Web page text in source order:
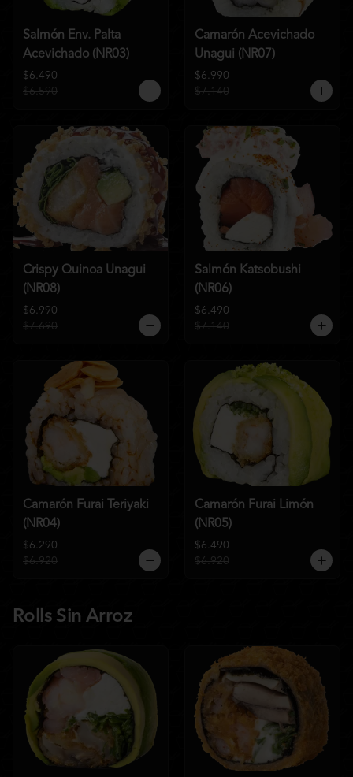
Salmón Env. Palta
Acevichado (NR03)
$6.490
$6.590
Camarón Acevichado
Unagui (NR07)
$6.990
$7.140
Crispy Quinoa Unagui
(NR08)
$6.990
$7.690
Salmón Katsobushi
(NR06)
$6.490
$7.140
Camarón Furai Teriyaki
(NR04)
$6.290
$6.920
Camarón Furai Limón
(NR05)
$6.490
$6.920
Rolls Sin Arroz